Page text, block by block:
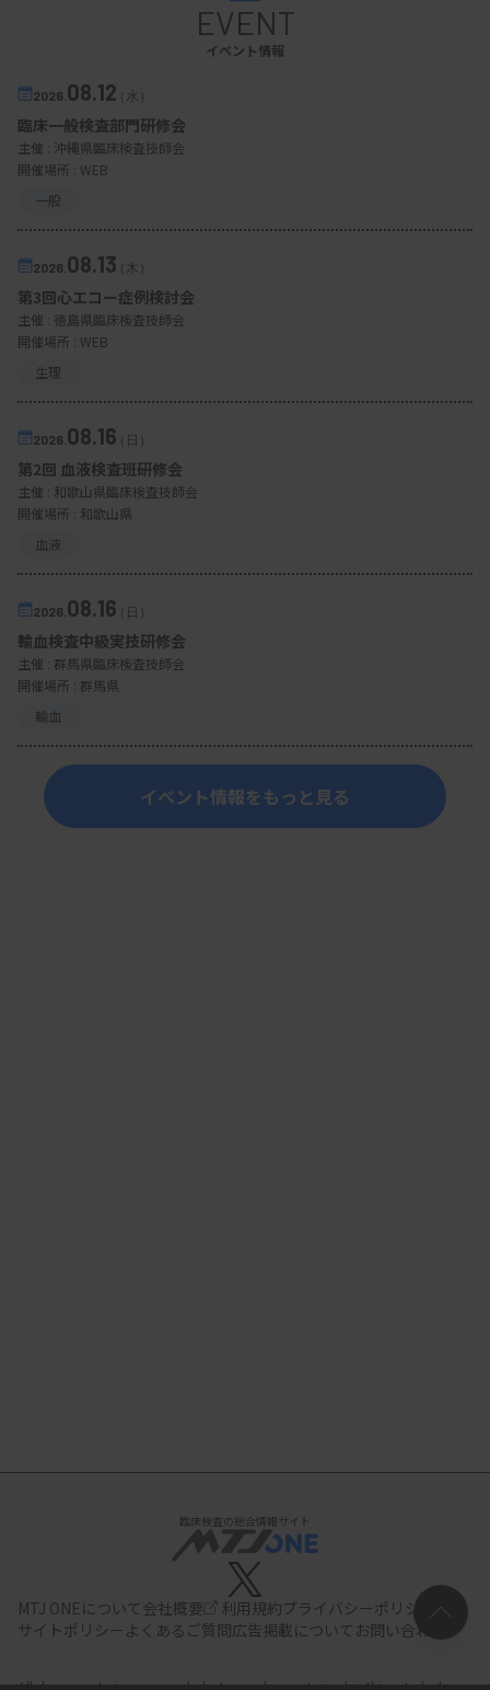
EVENT
イベント情報
2026. 08.12（水）
臨床一般検査部門研修会
主催 : 沖縄県臨床検査技師会
開催場所 : WEB
一般
2026. 08.13（木）
第3回心エコー症例検討会
主催 : 徳島県臨床検査技師会
開催場所 : WEB
生理
2026. 08.16（日）
第2回 血液検査班研修会
主催 : 和歌山県臨床検査技師会
開催場所 : 和歌山県
血液
2026. 08.16（日）
輸血検査中級実技研修会
主催 : 群馬県臨床検査技師会
開催場所 : 群馬県
輸血
イベント情報をもっと見る
臨床検査の総合情報サイト
MTJ ONEについて会社概要 利用規約プライバシーポリシー
サイトポリシー よくあるご質問広告掲載について お問い合わせ